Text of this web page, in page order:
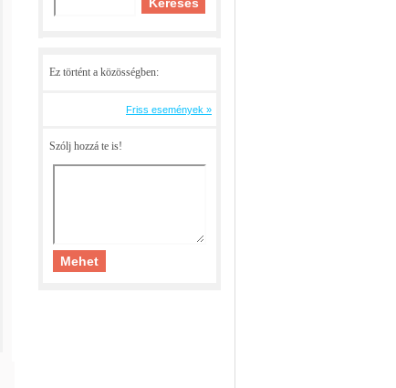
Ez történt a közösségben:
Friss események »
Szólj hozzá te is!